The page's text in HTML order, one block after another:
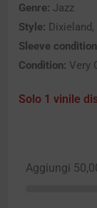
Genre: Jazz
Style: Dixieland,
Sleeve
Condition: Very
Solo 1 vinile
Aggiungi